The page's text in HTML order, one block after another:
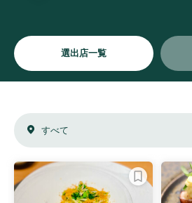
選出店一覧
すべて